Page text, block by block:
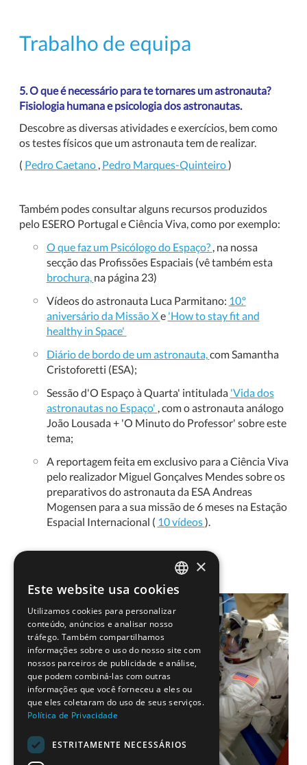
Trabalho de equipa
5. O que é necessário para te tornares um astronauta?
Fisiologia humana e psicologia dos astronautas.
Descobre as diversas atividades e exercícios, bem como
os testes físicos que um astronauta tem de realizar.
( Pedro Caetano Pedro Marques-Quinteiro)
Também podes consultar alguns recursos produzidos
pelo ESERO Portugal e Ciência Viva, como por exemplo:
O que faz um Psicólogo do Espaço? , na nossa
secção das Profissões Espaciais (vê também esta
brochura, na página 23)
Vídeos do astronauta Luca Parmitano: 10.º
aniversário da Missão Xe 'How to stay fit and
healthy in Space'
Diário de bordo de um astronauta, com Samantha
Cristoforetti (ESA);
Sessão d'O Espaço à Quarta' intitulada 'Vida dos
astronautas no Espaço' , com o astronauta análogo
João Lousada + 'O Minuto do Professor' sobre este
tema;
A reportagem feita em exclusivo para a Ciência Viva
pelo realizador Miguel Gonçalves Mendes sobre os
preparativos do astronauta da ESA Andreas
Mogensen para a sua missão de 6 meses na Estação
Espacial Internacional ( 10 vídeos).
PORTUGUESE
ENGLISH
×
Este website usa cookies
Utilizamos cookies para personalizar
conteúdo, anúncios e analisar nosso
tráfego. Também compartilhamos
informações sobre o uso do nosso site com
nossos parceiros de publicidade e análise,
que podem combiná-las com outras
informações que você forneceu a eles ou
que eles coletaram do uso de seus serviços.
Política de Privacidade
ESTRITAMENTE NECESSÁRIOS